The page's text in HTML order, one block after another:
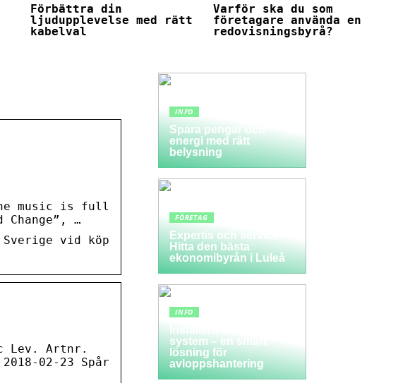
Förbättra din
ljudupplevelse med rätt
kabelval
Varför ska du som
företagare använda en
redovisningsbyrå?
music is full
…
vid köp
Lev. Artnr.
02-23 Spår
INFO
Spara pengar och
energi med rätt
belysning
FÖRETAG
Expertis och service:
Hitta den bästa
ekonomibyrån i Luleå
INFO
Installera ett LTA-
system – en smart
lösning för
avloppshantering